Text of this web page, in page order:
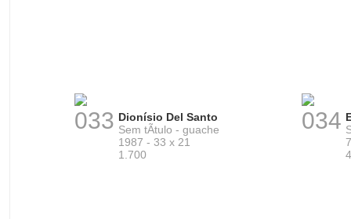
033 Dionísio Del Santo
Sem tÃ­tulo - guache
1987 - 33 x 21
1.700
034